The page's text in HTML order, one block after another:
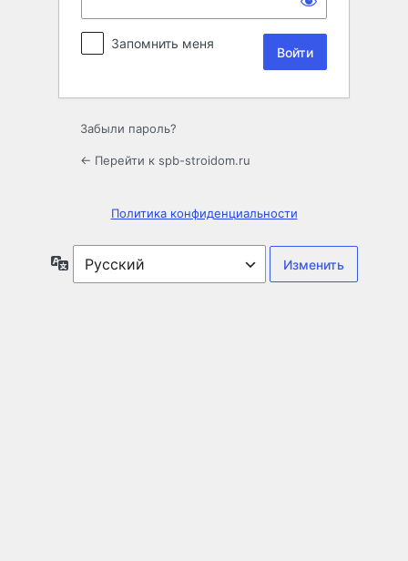
Запомнить меня
Забыли пароль?
← Перейти к spb-stroidom.ru
Политика конфиденциальности
Язык